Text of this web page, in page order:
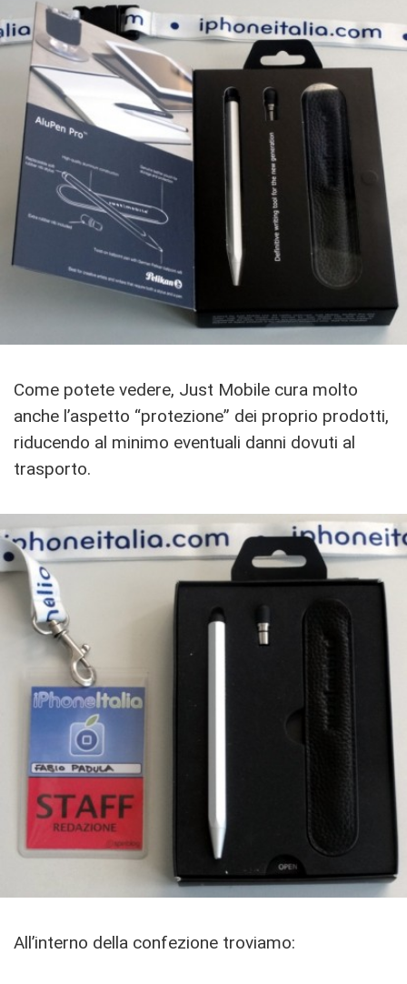
Come potete vedere, Just Mobile cura molto
anche l’aspetto “protezione” dei proprio prodotti,
riducendo al minimo eventuali danni dovuti al
trasporto.
All’interno della confezione troviamo: